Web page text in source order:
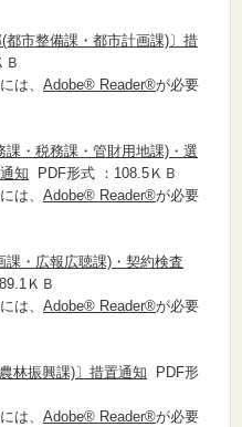
都市整備課・都市計画課)〕措
は、 Adobe® Reader®が必要
・税務課・管財用地課)・選
知 PDF形式 ：108.5ＫＢ
は、 Adobe® Reader®が必要
・広報広聴課)・契約検査
ＫＢ
は、 Adobe® Reader®が必要
林振興課)〕措置通知 PDF形
は、 Adobe® Reader®が必要